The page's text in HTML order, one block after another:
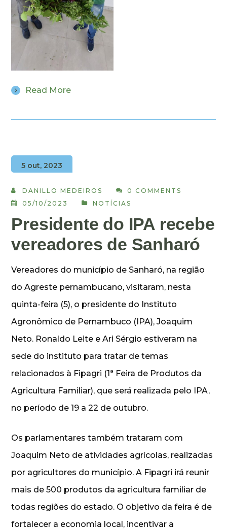
Read More
5 out, 2023
DANILLO MEDEIROS
0 COMMENTS
05/10/2023
NOTÍCIAS
Presidente do IPA recebe
vereadores de Sanharó
Vereadores do município de Sanharó, na região
do Agreste pernambucano, visitaram, nesta
quinta-feira (5), o presidente do Instituto
Agronômico de Pernambuco (IPA), Joaquim
Neto. Ronaldo Leite e Ari Sérgio estiveram na
sede do instituto para tratar de temas
relacionados à Fipagri (1ª Feira de Produtos da
Agricultura Familiar), que será realizada pelo IPA,
no período de 19 a 22 de outubro.
Os parlamentares também trataram com
Joaquim Neto de atividades agrícolas, realizadas
por agricultores do município. A Fipagri irá reunir
mais de 500 produtos da agricultura familiar de
todas regiões do estado. O objetivo da feira é de
fortalecer a economia local, incentivar a